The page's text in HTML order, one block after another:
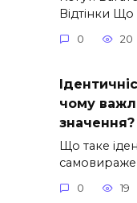
Відтінки Що
0 20
чому
значення?
Що таке
0 19